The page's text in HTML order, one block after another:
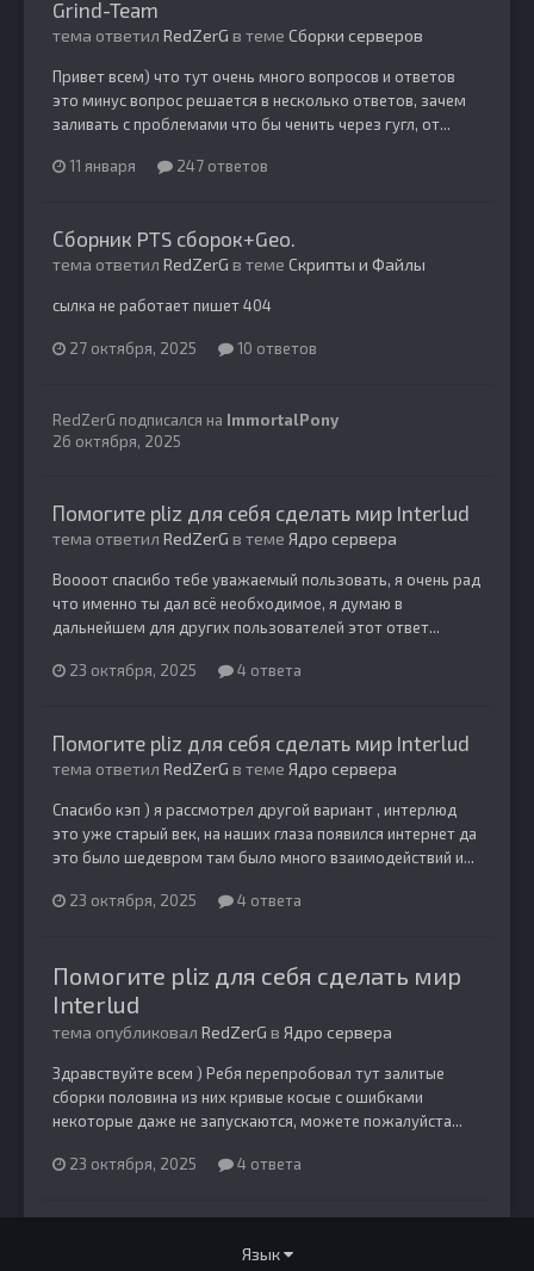
Grind-Team
тема ответил RedZerG в теме Сборки серверов
Привет всем) что тут очень много вопросов и ответов
это минус вопрос решается в несколько ответов, зачем
заливать с проблемами что бы ченить через гугл, от...
11 января 247 ответов
Сборник PTS сборок+Geo.
тема ответил RedZerG в теме Скрипты и Файлы
сылка не работает пишет 404
27 октября, 2025 10 ответов
RedZerG подписался на ImmortalPony
26 октября, 2025
Помогите pliz для себя сделать мир Interlud
тема ответил RedZerG в теме Ядро сервера
Воооот спасибо тебе уважаемый пользовать, я очень рад
что именно ты дал всё необходимое, я думаю в
дальнейшем для других пользователей этот ответ...
23 октября, 2025 4 ответа
Помогите pliz для себя сделать мир Interlud
тема ответил RedZerG в теме Ядро сервера
Спасибо кэп ) я рассмотрел другой вариант , интерлюд
это уже старый век, на наших глаза появился интернет да
это было шедевром там было много взаимодействий и...
23 октября, 2025 4 ответа
Помогите pliz для себя сделать мир
Interlud
тема опубликовал RedZerG в Ядро сервера
Здравствуйте всем ) Ребя перепробовал тут залитые
сборки половина из них кривые косые с ошибками
некоторые даже не запускаются, можете пожалуйста...
23 октября, 2025 4 ответа
Язык